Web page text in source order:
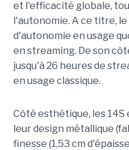
et l'efficacité globale,
l'autonomie. A ce titre,
d'autonomie en usage
en streaming. De son
jusqu'à 26 heures de
en usage classique.
Côté esthétique, les 14S
leur design métallique
finesse (1,53 cm